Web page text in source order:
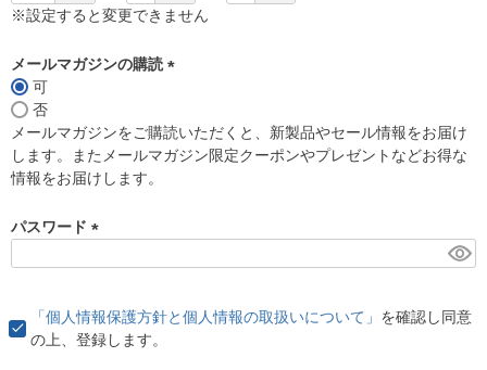
※設定すると変更できません
メールマガジンの購読
須
)
可
否
メールマガジンをご購読いただくと、新製品やセール情報をお届け
します。またメールマガジン限定クーポンやプレゼントなどお得な
情報をお届けします。
パスワード
)
「個人情報保護方針と個人情報の取扱いについて」 を確認し同意
の上、登録します。